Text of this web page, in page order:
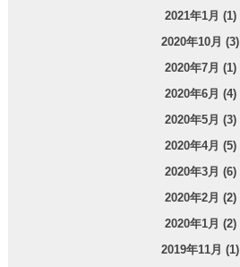
2021年1月 (1)
2020年10月 (3)
2020年7月 (1)
2020年6月 (4)
2020年5月 (3)
2020年4月 (5)
2020年3月 (6)
2020年2月 (2)
2020年1月 (2)
2019年11月 (1)